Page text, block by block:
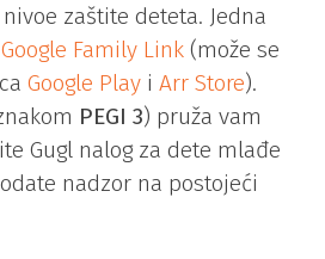
zaštite deteta. Jedna
Google Family Link (može se
Google Play i Arr Store).
PEGI 3) pruža vam
Gugl nalog za dete mlađe
nadzor na postojeći